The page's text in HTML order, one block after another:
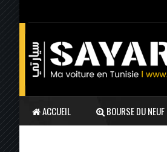
ACCUEIL BOURSE DU NEUF